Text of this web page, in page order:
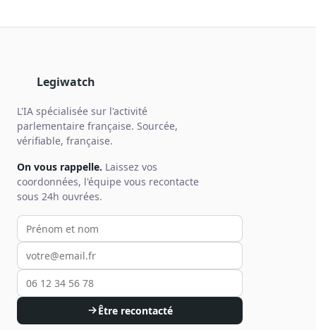
Legiwatch
L'IA spécialisée sur l'activité
parlementaire française. Sourcée,
vérifiable, française.
On vous rappelle. Laissez vos
coordonnées, l'équipe vous recontacte
sous 24h ouvrées.
Votre prénom et nom
Votre email
Votre téléphone
Être recontacté